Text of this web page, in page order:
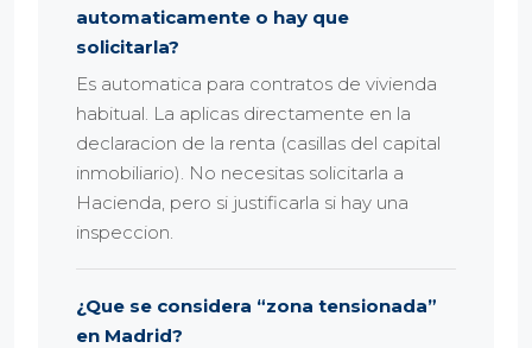
automaticamente o hay que
solicitarla?
Es automatica para contratos de vivienda
habitual. La aplicas directamente en la
declaracion de la renta (casillas del capital
inmobiliario). No necesitas solicitarla a
Hacienda, pero si justificarla si hay una
inspeccion.
¿Que se considera “zona tensionada”
en Madrid?